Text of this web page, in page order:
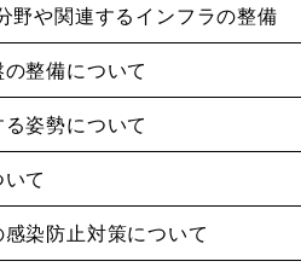
野や関連するインフラの整備
整備について
姿勢について
て
染防止対策について